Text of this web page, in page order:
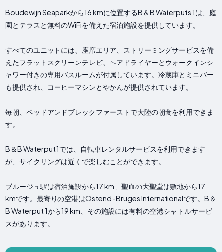
Boudewijn Seaparkから16 kmに位置するB＆B Waterputs 1は、庭
園とテラスと無料のWiFiを備えた宿泊施設を提供しています。
すべてのユニットには、座席エリア、ストリーミングサービスを備
えたフラットスクリーンテレビ、ヘアドライヤーとウォークインシ
ャワー付きの専用バスルームが付属しています。冷蔵庫とミニバー
も提供され、コーヒーマシンとやかんが提供されています。
毎朝、ベッドアンドブレックファーストで大陸の朝食を利用できま
す。
B＆B Waterput 1では、自転車レンタルサービスを利用できます
が、サイクリングは近くで楽しむことができます。
ブルージュ駅は宿泊施設から17 km、聖血の大聖堂は敷地から17
kmです。最寄りの空港はOstend -Bruges Internationalです。B＆
B Waterput 1から19 km、その施設には有料の空港シャトルサービ
スがあります。